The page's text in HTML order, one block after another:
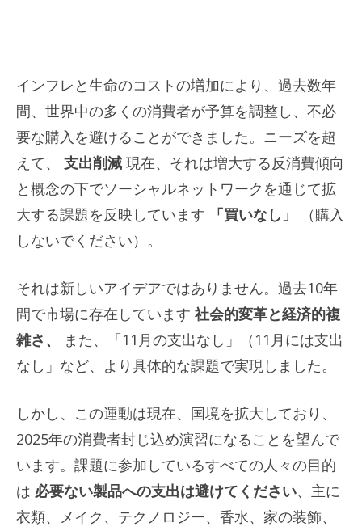
インフレと生命のコストの増加により、過去数年
間、世界中の多くの消費者が予算を調整し、不必
要な購入を避けることができました。ニーズを超
えて、 支出削減 現在、それは増大する反消費傾向
と概念の下でソーシャルネットワークを通じて拡
大する課題を反映しています 「買いなし」
（購入
しないでください）。
それは新しいアイデアではありません。過去10年
間で市場に存在しています 社会的変革と経済的複
雑さ、
また、「11月の支出なし」（11月には支出
なし」など、より具体的な課題で実現しました。
しかし、この運動は現在、国境を拡大しており、
2025年の消費者封じ込め演習になることを望んで
います。課題に参加しているすべての人々の目的
は 必要ない製品への支出は避けてください、主に
衣類、メイク、テクノロジー、香水、家の装飾、